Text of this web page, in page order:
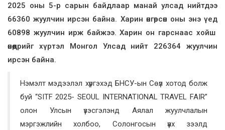
2025 оны 5-р сарын байдлаар манай улсад нийтдээ
66360 жуулчин ирсэн байна. Харин өнгөрсөн оны энэ үед
60898 жуулчин ирж байжээ. Харин он гарснаас хойш
өнөөдрийг хүртэл Монгол Улсад нийт 226364 жуулчин
ирсэн байна.
Нэмэлт мэдээлэл хүргэхэд БНСУ-ын Сөүл хотод болж
буй “SITF 2025- SEOUL INTERNATIONAL TRAVEL FAIR”
олон Улсын үзэсгэлэнд Аялал жуулчлалын
мэргэжлийн холбоо, Солонгосын үах зээлд